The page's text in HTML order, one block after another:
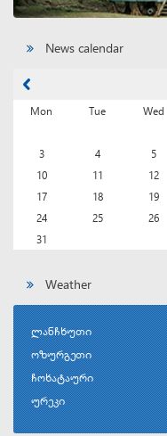
News calendar
Mon
Tue Wed
3
4 5
10
11 12
17
18 19
24
25 26
31
Weather
ლანჩხუთი
ოზურგეთი
ჩოხატაური
ურეკი